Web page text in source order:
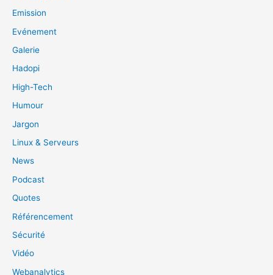
Emission
Evénement
Galerie
Hadopi
High-Tech
Humour
Jargon
Linux & Serveurs
News
Podcast
Quotes
Référencement
Sécurité
Vidéo
Webanalytics